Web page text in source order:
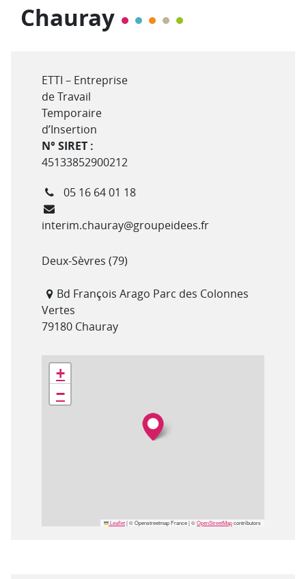
Chauray
Type de structure
ETTI – Entreprise
de Travail
Temporaire
d’Insertion
N° SIRET :
45133852900212
Téléphone
05 16 64 01 18
Courriel
interim.chauray@groupeidees.fr
Département(s)
Deux-Sèvres (79)
Bd François Arago Parc des Colonnes
Vertes
79180 Chauray
Géolocalisation
+
−
Leaflet|© Openstreetmap France | ©OpenStreetMapcontributors